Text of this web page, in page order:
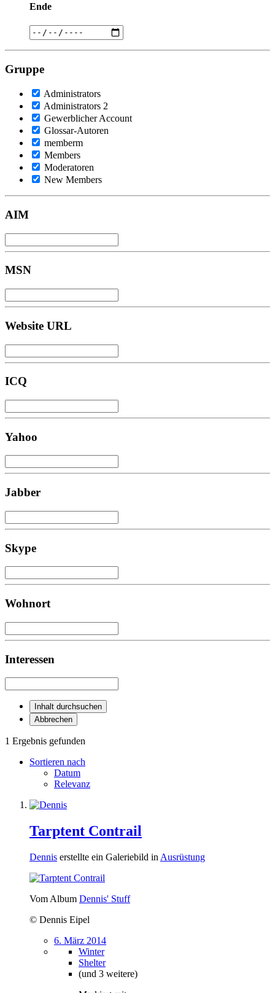
Ende
Gruppe
Administrators
Administrators 2
Gewerblicher Account
Glossar-Autoren
memberm
Members
Moderatoren
New Members
AIM
MSN
Website URL
ICQ
Yahoo
Jabber
Skype
Wohnort
Interessen
Inhalt durchsuchen
Abbrechen
1 Ergebnis gefunden
Sortieren nach
Datum
Relevanz
Tarptent Contrail
Dennis erstellte ein Galeriebild in Ausrüstung
Vom Album Dennis' Stuff
© Dennis Eipel
6. März 2014
Winter
Shelter
(und 3 weitere)